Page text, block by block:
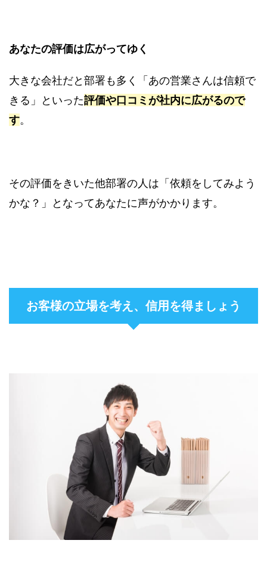
あなたの評価は広がってゆく
大きな会社だと部署も多く「あの営業さんは信頼で
きる」といった評価や口コミが社内に広がるので
す。
その評価をきいた他部署の人は「依頼をしてみよう
かな？」となってあなたに声がかかります。
お客様の立場を考え、信用を得ましょう